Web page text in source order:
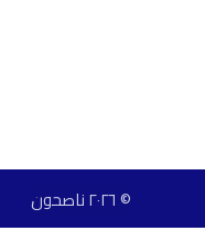
© ٢٠٢٦ ناصحون